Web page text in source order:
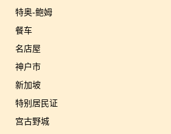
特奥-鲍姆
餐车
名店屋
神户市
新加坡
特别居民证
宫古野城